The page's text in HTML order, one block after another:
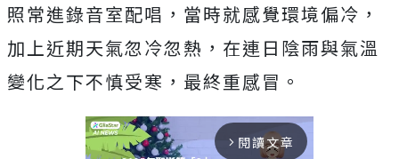
照常進錄音室配唱，當時就感覺環境偏冷，
加上近期天氣忽冷忽熱，在連日陰雨與氣溫
變化之下不慎受寒， 最終重感冒。
arrow_forward_ios 閱讀文章